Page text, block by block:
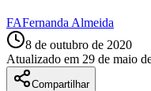
FAFernanda Almeida
8 de outubro de 2020
Atualizado em 29 de maio
Compartilhar